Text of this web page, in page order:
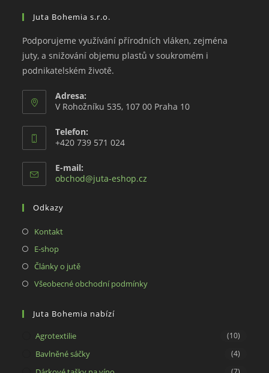
Juta Bohemia s.r.o.
Podporujeme využívání přírodních vláken, zejména
juty, a snižování objemu plastů v soukromém i
podnikatelském životě.
Adresa:
V Rohožníku 535, 107 00 Praha 10
Telefon:
+420 739 571 024
E-mail:
obchod@juta-eshop.cz
Odkazy
KontaktOpens
tab
E-shopOpens
in
Články o jutěOpens
in
new
Všeobecné obchodní podmínkyOpens
Juta Bohemia nabízí
Agrotextilie (10)
Bavlněné sáčky (4)